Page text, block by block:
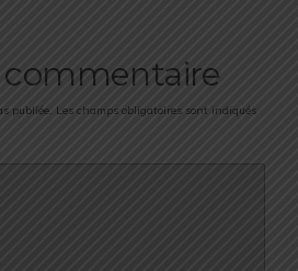
commentaire
publiée. Les champs obligatoires sont indiqués